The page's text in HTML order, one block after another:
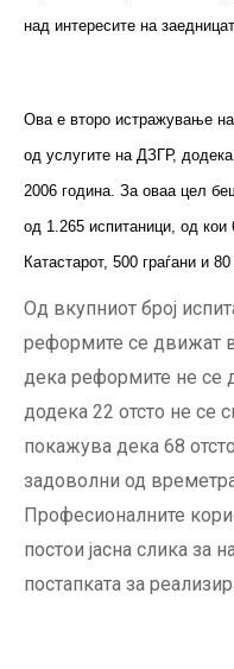
над интересите на
Ова е второ истражување
од услугите на ДЗГР,
2006 година. За оваа цел
од 1.265 испитаници, од кои
Катастарот, 500 граѓани и
Од вкупниот број
реформите се движат
дека реформите не се
додека 22 отсто не се
покажува дека 68
задоволни од
Професионалните
постои јасна слика за
постапката за